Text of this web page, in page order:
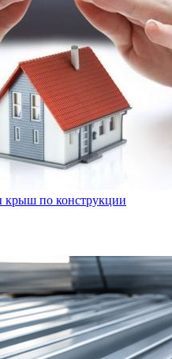
крыш по конструкции